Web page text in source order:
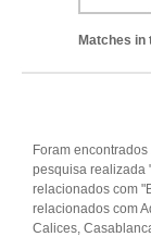
Matches in
Foram
pesquisa realizada
relacionados com
relacionados com
Calices,